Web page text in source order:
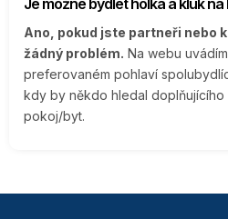
Je možné bydlet holka a kluk
Ano, pokud jste partneři nebo
žádný problém. Na webu
preferovaném pohlaví
kdy by někdo hledal doplňujícího
pokoj/byt.